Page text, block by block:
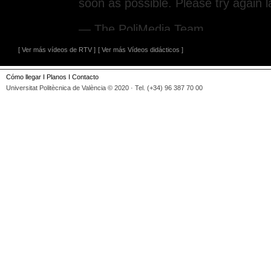
[ Ver más vídeos de RTV ] [ Ver más Vídeos didácticos ]
Cómo llegar I Planos I Contacto
Universitat Politècnica de València © 2020 · Tel. (+34) 96 387 70 00